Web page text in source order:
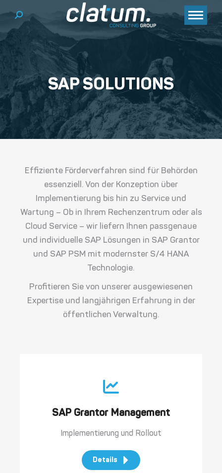
Search:
SAP SOLUTIONS
Sie befinden sich hier:
Effiziente Förderverfahren sind für Behörden
essenziell. Von der Konzeption über
Implementierung bis hin zu Service und
Wartung – Ob in Ihrem Rechenzentrum oder als
Cloud Service – wir liefern Ihnen passgenaue
und individuelle SAP Lösungen in SAP Grantor
und SAP PSM mit modernster S/4 HANA
Technologie.
Profitieren Sie von unserer ausgewiesenen
Expertiseund langjährigen Erfahrung in der
öffentlichen Verwaltung.
SAP Grantor Management
Implementierung und Rollout
Details